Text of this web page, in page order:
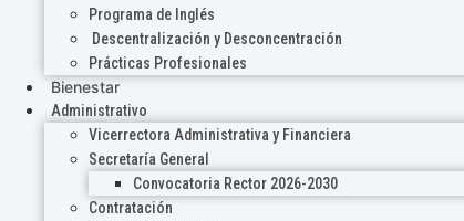
Programa de Inglés
Descentralización y Desconcentración
Prácticas Profesionales
Bienestar
Administrativo
Vicerrectora Administrativa y Financiera
Secretaría General
Convocatoria Rector 2026-2030
Contratación